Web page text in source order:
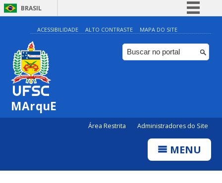
BRASIL
Simplifique!
Comunica BR
Participe
ACESSIBILIDADE ALTO CONTRASTE MAPA DO SITE
MArquE
Área Restrita Administradores do Site
MENU